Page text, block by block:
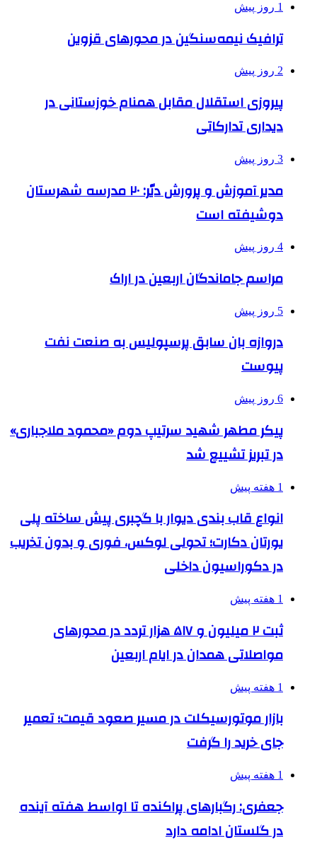
1 روز پیش
ترافیک نیمه‌سنگین در محورهای قزوین
2 روز پیش
پیروزی استقلال مقابل همنام خوزستانی در
دیداری تدارکاتی
3 روز پیش
مدیر آموزش و پرورش دیّر: ۲۰ مدرسه شهرستان
دوشیفته است
4 روز پیش
مراسم جاماندگان اربعین در اراک
5 روز پیش
دروازه بان سابق پرسپولیس به صنعت نفت
پیوست
6 روز پیش
پیکر مطهر شهید سرتیپ دوم «محمود ملاجباری»
در تبریز تشییع شد
1 هفته پیش
انواع قاب بندی دیوار با گچبری پیش ساخته پلی
یورتان دکارت؛ تحولی لوکس، فوری و بدون تخریب
در دکوراسیون داخلی
1 هفته پیش
ثبت ۲ میلیون و ۵۱۷ هزار تردد در محورهای
مواصلاتی همدان در ایام اربعین
1 هفته پیش
بازار موتورسیکلت در مسیر صعود قیمت؛ تعمیر
جای خرید را گرفت
1 هفته پیش
جعفری: رگبارهای پراکنده تا اواسط هفته آینده
در گلستان ادامه دارد